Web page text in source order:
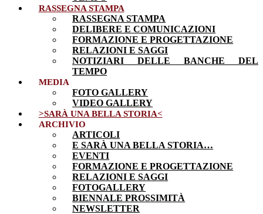
RASSEGNA STAMPA
RASSEGNA STAMPA
DELIBERE E COMUNICAZIONI
FORMAZIONE E PROGETTAZIONE
RELAZIONI E SAGGI
NOTIZIARI DELLE BANCHE DEL
TEMPO
MEDIA
FOTO GALLERY
VIDEO GALLERY
>SARÀ UNA BELLA STORIA<
ARCHIVIO
ARTICOLI
E SARÀ UNA BELLA STORIA…
EVENTI
FORMAZIONE E PROGETTAZIONE
RELAZIONI E SAGGI
FOTOGALLERY
BIENNALE PROSSIMITÀ
NEWSLETTER